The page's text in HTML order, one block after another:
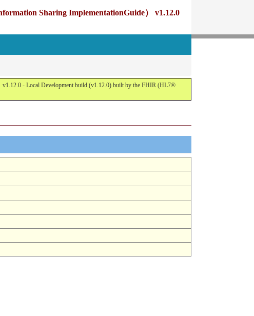
Sharing ImplementationGuide） v1.12.0
- Local Development build (v1.12.0) built by the FHIR (HL7®